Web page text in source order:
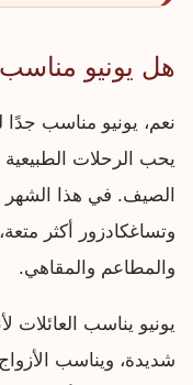
هل يونيو مناسب
نعم، يونيو مناسب
يحب الرحلات
الصيف. في هذا الشهر
وتساغكادزور أكثر
والمطاعم والمقاهي.
يونيو يناسب العائلات
شديدة، ويناسب